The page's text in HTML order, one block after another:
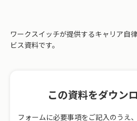
ワークスイッチが提供するキャリア自
ビス資料です。
この資料をダウン
フォームに必要事項をご記入のうえ